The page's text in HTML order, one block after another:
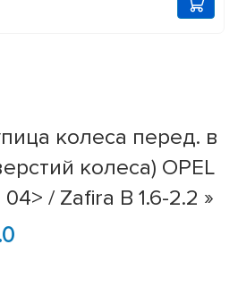
колеса перед. в
колеса) OPEL
/ Zafira B 1.6-2.2 »